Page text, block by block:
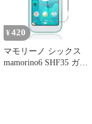
¥ 420
マモリーノ シックス
mamorino6 SHF35 ガラ